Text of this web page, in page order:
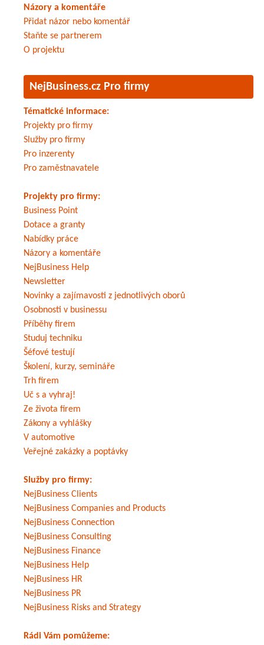
Názory a komentáře
Přidat názor nebo komentář
Staňte se partnerem
O projektu
NejBusiness.cz Pro firmy
Tématické informace:
Projekty pro firmy
Služby pro firmy
Pro inzerenty
Pro zaměstnavatele
Projekty pro firmy:
Business Point
Dotace a granty
Nabídky práce
Názory a komentáře
NejBusiness Help
Newsletter
Novinky a zajímavosti z jednotlivých oborů
Osobnosti v businessu
Příběhy firem
Studuj techniku
Šéfové testují
Školení, kurzy, semináře
Trh firem
Uč s a vyhraj!
Ze života firem
Zákony a vyhlášky
V automotive
Veřejné zakázky a poptávky
Služby pro firmy:
NejBusiness Clients
NejBusiness Companies and Products
NejBusiness Connection
NejBusiness Consulting
NejBusiness Finance
NejBusiness Help
NejBusiness HR
NejBusiness PR
NejBusiness Risks and Strategy
Rádi Vám pomůžeme: